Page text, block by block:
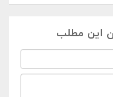
این مطلب